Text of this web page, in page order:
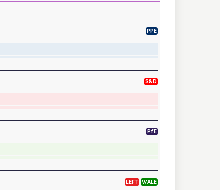
PPE
S&D
PfE
LEFT V/ALE